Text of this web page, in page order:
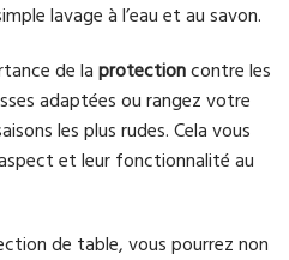
lavage à l’eau et au savon.
de la protectioncontre les
adaptées ou rangez votre
les plus rudes. Cela vous
et leur fonctionnalité au
de table, vous pourrez non